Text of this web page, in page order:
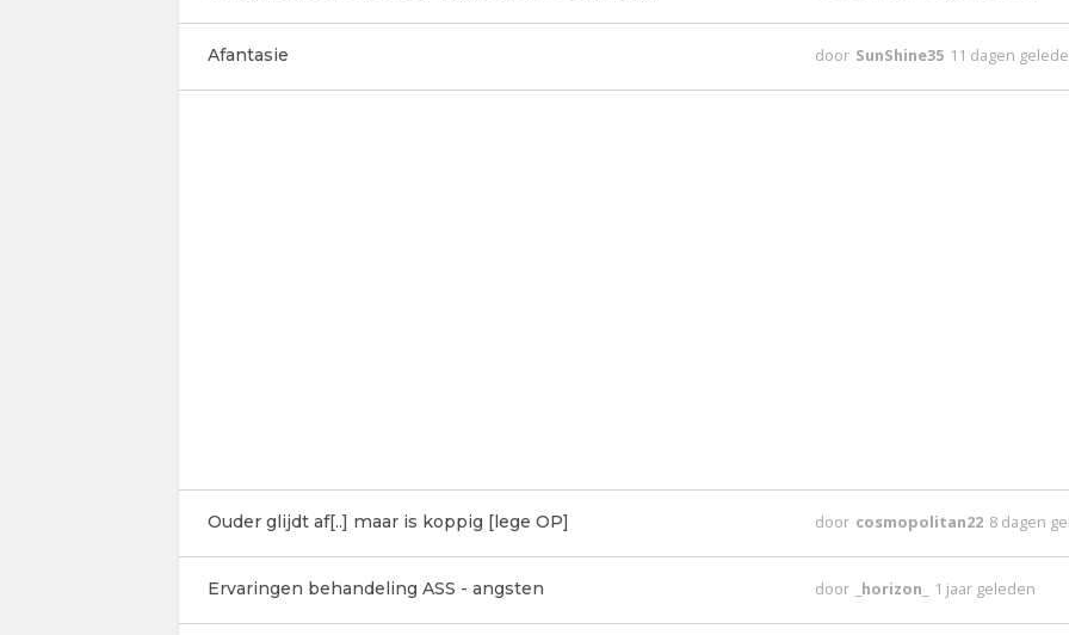
Afantasie door SunShine35 11 dagen
Ouder glijdt af[..] maar is koppig [lege OP] door cosmopolitan22 8 dagen
Ervaringen behandeling ASS - angsten door _horizon_ 1 jaar geleden